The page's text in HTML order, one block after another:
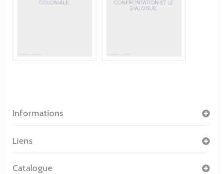
Informations
Liens
Catalogue